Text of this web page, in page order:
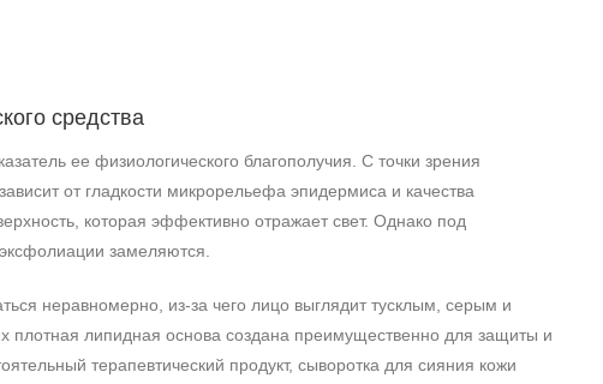
средства
ее физиологического благополучия. С точки зрения
от гладкости микрорельефа эпидермиса и качества
которая эффективно отражает свет. Однако под
замеляются.
неравномерно, из-за чего лицо выглядит тусклым, серым и
плотная липидная основа создана преимущественно для защиты и
терапевтический продукт, сыворотка для сияния кожи